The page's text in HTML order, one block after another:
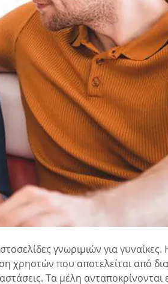
γνωριμιών για
χρηστών που αποτελείται από
Τα μέλη ανταποκρίνονται